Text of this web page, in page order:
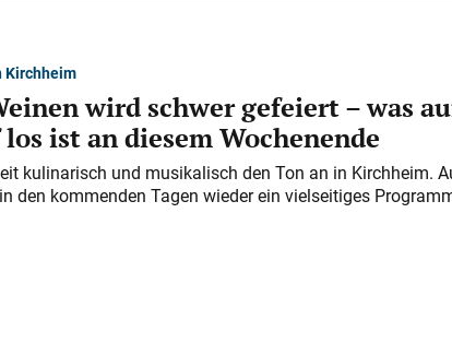
wird schwer gefeiert – was
ist an diesem Wochenende
kulinarisch und musikalisch den Ton an in Kirchheim.
den kommenden Tagen wieder ein vielseitiges